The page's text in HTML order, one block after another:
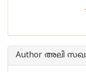
Author അലി